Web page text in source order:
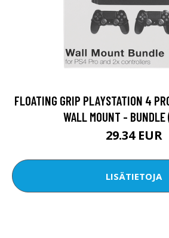
FLOATING GRIP PLAYSTATION 4
WALL MOUNT -
29.34 EUR
LISÄTIETOJA